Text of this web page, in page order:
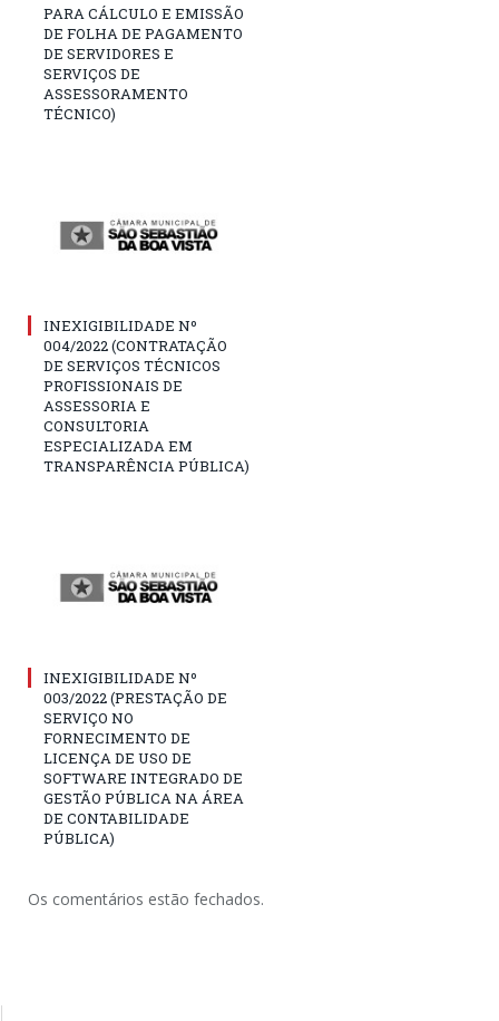
PARA CÁLCULO E EMISSÃO
DE FOLHA DE PAGAMENTO
DE SERVIDORES E
SERVIÇOS DE
ASSESSORAMENTO
TÉCNICO)
INEXIGIBILIDADE Nº
004/2022 (CONTRATAÇÃO
DE SERVIÇOS TÉCNICOS
PROFISSIONAIS DE
ASSESSORIA E
CONSULTORIA
ESPECIALIZADA EM
TRANSPARÊNCIA PÚBLICA)
INEXIGIBILIDADE Nº
003/2022 (PRESTAÇÃO DE
SERVIÇO NO
FORNECIMENTO DE
LICENÇA DE USO DE
SOFTWARE INTEGRADO DE
GESTÃO PÚBLICA NA ÁREA
DE CONTABILIDADE
PÚBLICA)
Os comentários estão fechados.